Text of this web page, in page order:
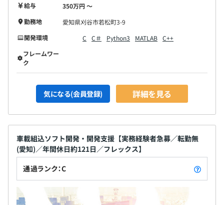
給与
350万円 〜
勤務地
愛知県刈谷市若松町3-9
開発環境
C C＃ Python3 MATLAB C++
フレームワー
ク
気になる(会員登録) 詳細を見る
車載組込ソフト開発・開発支援【実務経験者急募／転勤無
(愛知)／年間休日約121日／フレックス】
通過ランク：C